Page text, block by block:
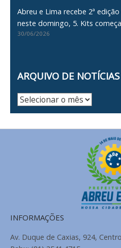
Abreu e Lima recebe 2ª edição
neste domingo, 5. Kits
30/06/2026
ARQUIVO DE NOTÍCIAS
Arquivo
INFORMAÇÕES
Av. Duque de Caxias, 924,